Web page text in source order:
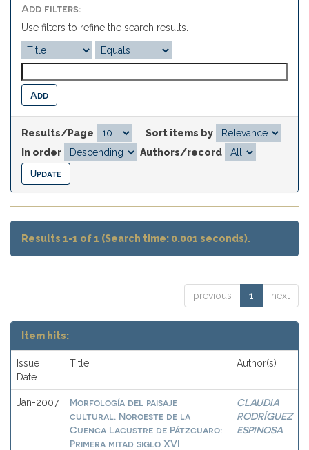
Add filters:
Use filters to refine the search results.
Results/Page
Sort items by
In order
Authors/record
Results 1-1 of 1 (Search time: 0.001 seconds).
previous 1 next
Item hits:
Issue
Date
Title Author(s)
Jan-2007
Morfología del paisaje
cultural. Noroeste de la
Cuenca Lacustre de Pátzcuaro:
Primera mitad siglo XVI
CLAUDIA
RODRÍGUEZ
ESPINOSA